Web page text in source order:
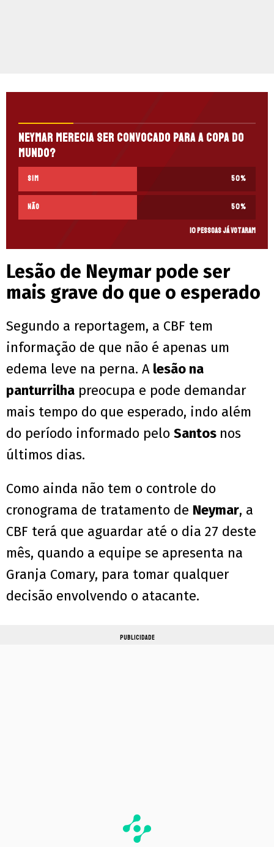
Neymar merecia ser convocado para a Copa do
Mundo?
Sim 50%
Não 50%
10 pessoas já votaram
Lesão de Neymar pode ser
mais grave do que o esperado
Segundo a reportagem, a CBF tem
informação de que não é apenas um
edema leve na perna. A lesão na
panturrilha preocupa e pode demandar
mais tempo do que esperado, indo além
do período informado pelo Santos nos
últimos dias.
Como ainda não tem o controle do
cronograma de tratamento de Neymar, a
CBF terá que aguardar até o dia 27 deste
mês, quando a equipe se apresenta na
Granja Comary, para tomar qualquer
decisão envolvendo o atacante.
PUBLICIDADE